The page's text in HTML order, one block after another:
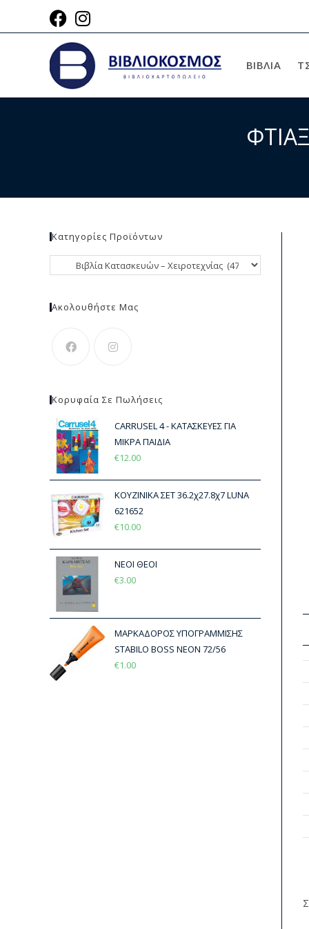
ΒΙΒΛΙΑ
Κατηγορίες Προϊόντων
Ακολουθήστε Μας
Κορυφαία Σε Πωλήσεις
CARRUSEL 4 - ΚΑΤΑΣΚΕΥΕΣ ΓΙΑ
ΜΙΚΡΑ ΠΑΙΔΙΑ
€12.00
ΚΟΥΖΙΝΙΚΑ ΣΕΤ 36.2χ27.8χ7 LUNA
621652
€10.00
ΝΕΟΙ ΘΕΟΙ
€3.00
ΜΑΡΚΑΔΟΡΟΣ ΥΠΟΓΡΑΜΜΙΣΗΣ
STABILO BOSS ΝΕΟΝ 72/56
€1.00